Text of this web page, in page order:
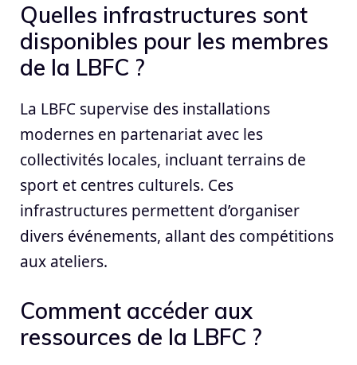
Quelles infrastructures sont
disponibles pour les membres
de la LBFC ?
La LBFC supervise des installations
modernes en partenariat avec les
collectivités locales, incluant terrains de
sport et centres culturels. Ces
infrastructures permettent d’organiser
divers événements, allant des compétitions
aux ateliers.
Comment accéder aux
ressources de la LBFC ?